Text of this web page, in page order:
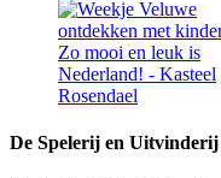
De Spelerij en Uitvinderij